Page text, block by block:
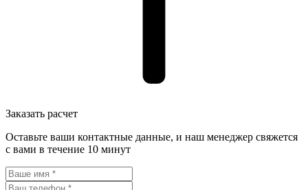
Заказать расчет
Оставьте ваши контактные данные, и наш менеджер свяжется
с вами в течение 10 минут